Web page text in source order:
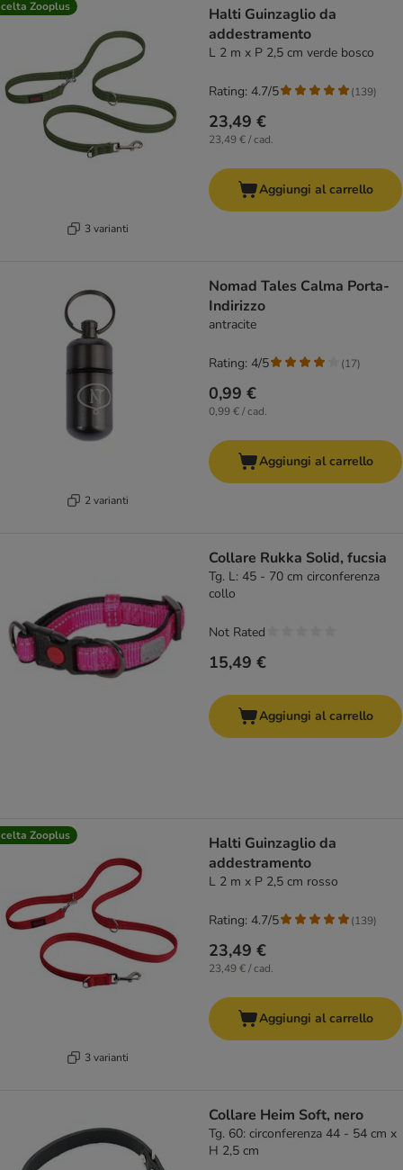
Zooplus
3 varianti
Halti Guinzaglio da
addestramento
L 2 m x P 2,5 cm verde bosco
23,49 €
23,49 € / cad.
Rating: 4.7/5 (139)
Aggiungi al carrello
2 varianti
Nomad Tales Calma Porta-
Indirizzo
antracite
0,99 €
0,99 € / cad.
Rating: 4/5 (17)
Aggiungi al carrello
Collare Rukka Solid, fucsia
Tg. L: 45 - 70 cm circonferenza
collo
15,49 €
Not Rated
Aggiungi al carrello
Zooplus
3 varianti
Halti Guinzaglio da
addestramento
L 2 m x P 2,5 cm rosso
23,49 €
23,49 € / cad.
Rating: 4.7/5 (139)
Aggiungi al carrello
Collare Heim Soft, nero
Tg. 60: circonferenza 44 - 54 cm x
H 2,5 cm